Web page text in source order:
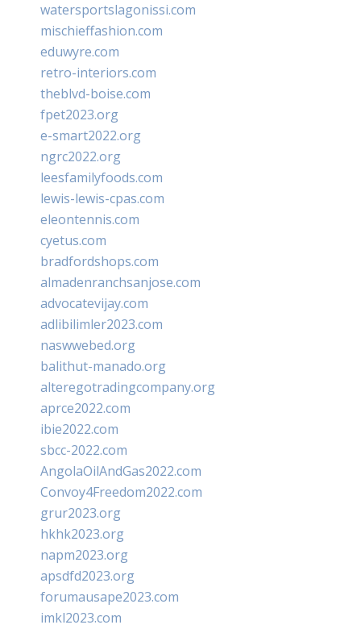
watersportslagonissi.com
mischieffashion.com
eduwyre.com
retro-interiors.com
theblvd-boise.com
fpet2023.org
e-smart2022.org
ngrc2022.org
leesfamilyfoods.com
lewis-lewis-cpas.com
eleontennis.com
cyetus.com
bradfordshops.com
almadenranchsanjose.com
advocatevijay.com
adlibilimler2023.com
naswwebed.org
balithut-manado.org
alteregotradingcompany.org
aprce2022.com
ibie2022.com
sbcc-2022.com
AngolaOilAndGas2022.com
Convoy4Freedom2022.com
grur2023.org
hkhk2023.org
napm2023.org
apsdfd2023.org
forumausape2023.com
imkl2023.com